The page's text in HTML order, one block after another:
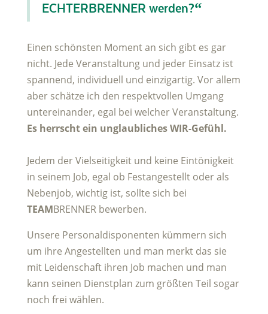
ECHTERBRENNER werden?“
Einen schönsten Moment an sich gibt es gar
nicht. Jede Veranstaltung und jeder Einsatz ist
spannend, individuell und einzigartig. Vor allem
aber schätze ich den respektvollen Umgang
untereinander, egal bei welcher Veranstaltung.
Es herrscht ein unglaubliches WIR-Gefühl.
Jedem der Vielseitigkeit und keine Eintönigkeit
in seinem Job, egal ob Festangestellt oder als
Nebenjob, wichtig ist, sollte sich bei
TEAMBRENNER bewerben.
Unsere Personaldisponenten kümmern sich
um ihre Angestellten und man merkt das sie
mit Leidenschaft ihren Job machen und man
kann seinen Dienstplan zum größten Teil sogar
noch frei wählen.